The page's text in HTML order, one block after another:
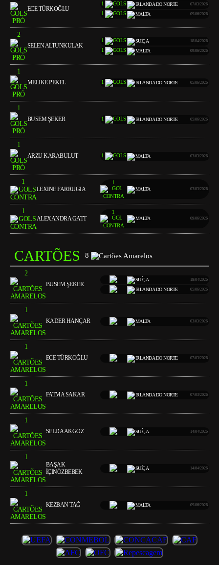
ECE TÜRKOĞLU
1 IRLANDA DO NORTE 07/03/2026
1 MALTA 09/06/2026
2
SELEN ALTUNKULAK
1 SUÍÇA 18/04/2026
1 MALTA 09/06/2026
1
MELIKE PEKEL 1 IRLANDA DO NORTE 05/06/2026
1
BUSEM ŞEKER 1 IRLANDA DO NORTE 05/06/2026
1
ARZU KARABULUT 1 MALTA 03/03/2026
1
LEXINE FARRUGIA
1
MALTA 03/03/2026
1
ALEXANDRA GATT
1
MALTA 09/06/2026
CARTÕES 8
2
BUSEM ŞEKER
SUÍÇA 18/04/2026
IRLANDA DO NORTE 05/06/2026
1
KADER HANÇAR MALTA 03/03/2026
1
ECE TÜRKOĞLU IRLANDA DO NORTE 07/03/2026
1
FATMA SAKAR IRLANDA DO NORTE 07/03/2026
1
SELDA AKGÖZ SUÍÇA 14/04/2026
1
BAŞAK
İÇINÖZBEBEK
SUÍÇA 14/04/2026
1
KEZBAN TAĞ MALTA 09/06/2026